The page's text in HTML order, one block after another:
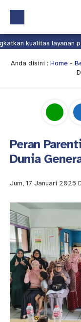
Beranda
Profil
Pindah Sekolah
kualitas layanan
Anda disini : Home -
Peran
Dunia
Jum, 17 Januari 2025